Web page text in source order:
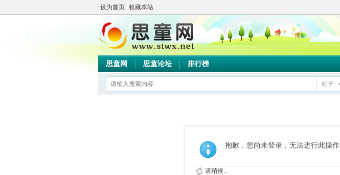
设为首页 收藏本站
思童网 思童论坛 排行榜
帖子
抱歉，您尚未登录，无法进行此操作
请稍候...